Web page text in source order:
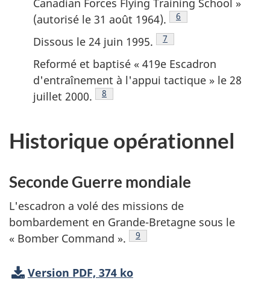
(autorisé le 31 août 1964).
Note de bas de page
6
Dissous le 24 juin 1995. Note de bas de page
7
Reformé et baptisé « 419e Escadron
d'entraînement à l'appui tactique » le 28
juillet 2000.
Note de bas de page
8
Historique opérationnel
Seconde Guerre mondiale
L'escadron a volé des missions de
bombardement en Grande-Bretagne sous le
« Bomber Command ». Note de bas de page
9
Version PDF, 374 ko